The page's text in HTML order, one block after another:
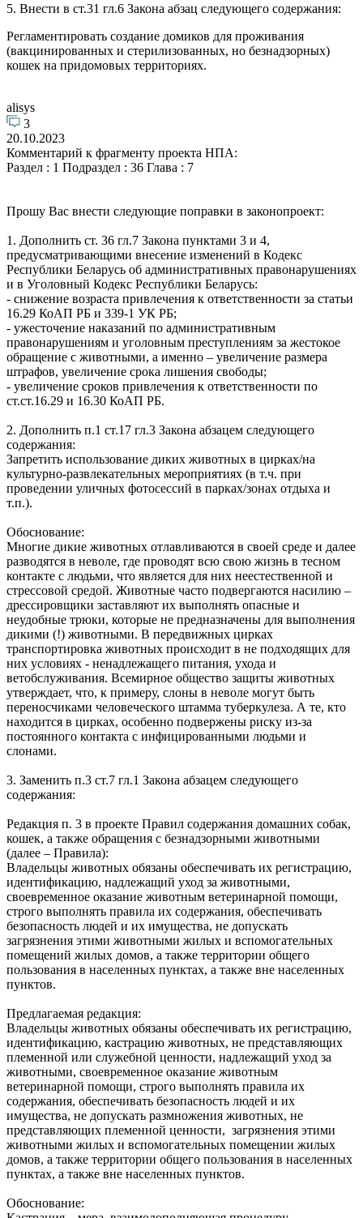
5. Внести в ст.31 гл.6 Закона абзац следующего содержания:
Регламентировать создание домиков для проживания
(вакцинированных и стерилизованных, но безнадзорных)
кошек на придомовых территориях.
alisys
3
20.10.2023
Комментарий к фрагменту проекта НПА:
Раздел : 1 Подраздел : 36 Глава : 7
Прошу Вас внести следующие поправки в законопроект:
1. Дополнить ст. 36 гл.7 Закона пунктами 3 и 4,
предусматривающими внесение изменений в Кодекс
Республики Беларусь об административных правонарушениях
и в Уголовный Кодекс Республики Беларусь:
- снижение возраста привлечения к ответственности за статьи
16.29 КоАП РБ и 339-1 УК РБ;
- ужесточение наказаний по административным
правонарушениям и уголовным преступлениям за жестокое
обращение с животными, а именно – увеличение размера
штрафов, увеличение срока лишения свободы;
- увеличение сроков привлечения к ответственности по
ст.ст.16.29 и 16.30 КоАП РБ.
2. Дополнить п.1 ст.17 гл.3 Закона абзацем следующего
содержания:
Запретить использование диких животных в цирках/на
культурно-развлекательных мероприятиях (в т.ч. при
проведении уличных фотосессий в парках/зонах отдыха и
т.п.).
Обоснование:
Многие дикие животных отлавливаются в своей среде и далее
разводятся в неволе, где проводят всю свою жизнь в тесном
контакте с людьми, что является для них неестественной и
стрессовой средой. Животные часто подвергаются насилию –
дрессировщики заставляют их выполнять опасные и
неудобные трюки, которые не предназначены для выполнения
дикими (!) животными. В передвижных цирках
транспортировка животных происходит в не подходящих для
них условиях - ненадлежащего питания, ухода и
ветобслуживания. Всемирное общество защиты животных
утверждает, что, к примеру, слоны в неволе могут быть
переносчиками человеческого штамма туберкулеза. А те, кто
находится в цирках, особенно подвержены риску из-за
постоянного контакта с инфицированными людьми и
слонами.
3. Заменить п.3 ст.7 гл.1 Закона абзацем следующего
содержания:
Редакция п. 3 в проекте Правил содержания домашних собак,
кошек, а также обращения с безнадзорными животными
(далее – Правила):
Владельцы животных обязаны обеспечивать их регистрацию,
идентификацию, надлежащий уход за животными,
своевременное оказание животным ветеринарной помощи,
строго выполнять правила их содержания, обеспечивать
безопасность людей и их имущества, не допускать
загрязнения этими животными жилых и вспомогательных
помещений жилых домов, а также территории общего
пользования в населенных пунктах, а также вне населенных
пунктов.
Предлагаемая редакция:
Владельцы животных обязаны обеспечивать их регистрацию,
идентификацию, кастрацию животных, не представляющих
племенной или служебной ценности, надлежащий‌ уход за
животными, своевременное оказание животным
ветеринарной‌ помощи, строго выполнять правила их
содержания, обеспечивать безопасность людей‌ и их
имущества, не допускать размножения животных, не
представляющих племенной ценности, загрязнения этими
животными жилых и вспомогательных помещении‌ жилых
домов, а также территории общего пользования в населенных
пунктах, а также вне населенных пунктов.
Обоснование: